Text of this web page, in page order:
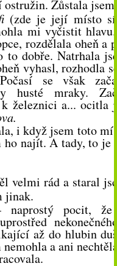
Zůstala
(zde je její místo
mi vyčistit
rozdělala oheň a
to dobře. Natrhala
vyhasl, rozhodla
se však
husté mraky.
k železnici a... ocitla
i když jsem toto
najít. A tady, to je
velmi rád a staral
jinak.
pocit,
až do hlubin
nemohla a ani